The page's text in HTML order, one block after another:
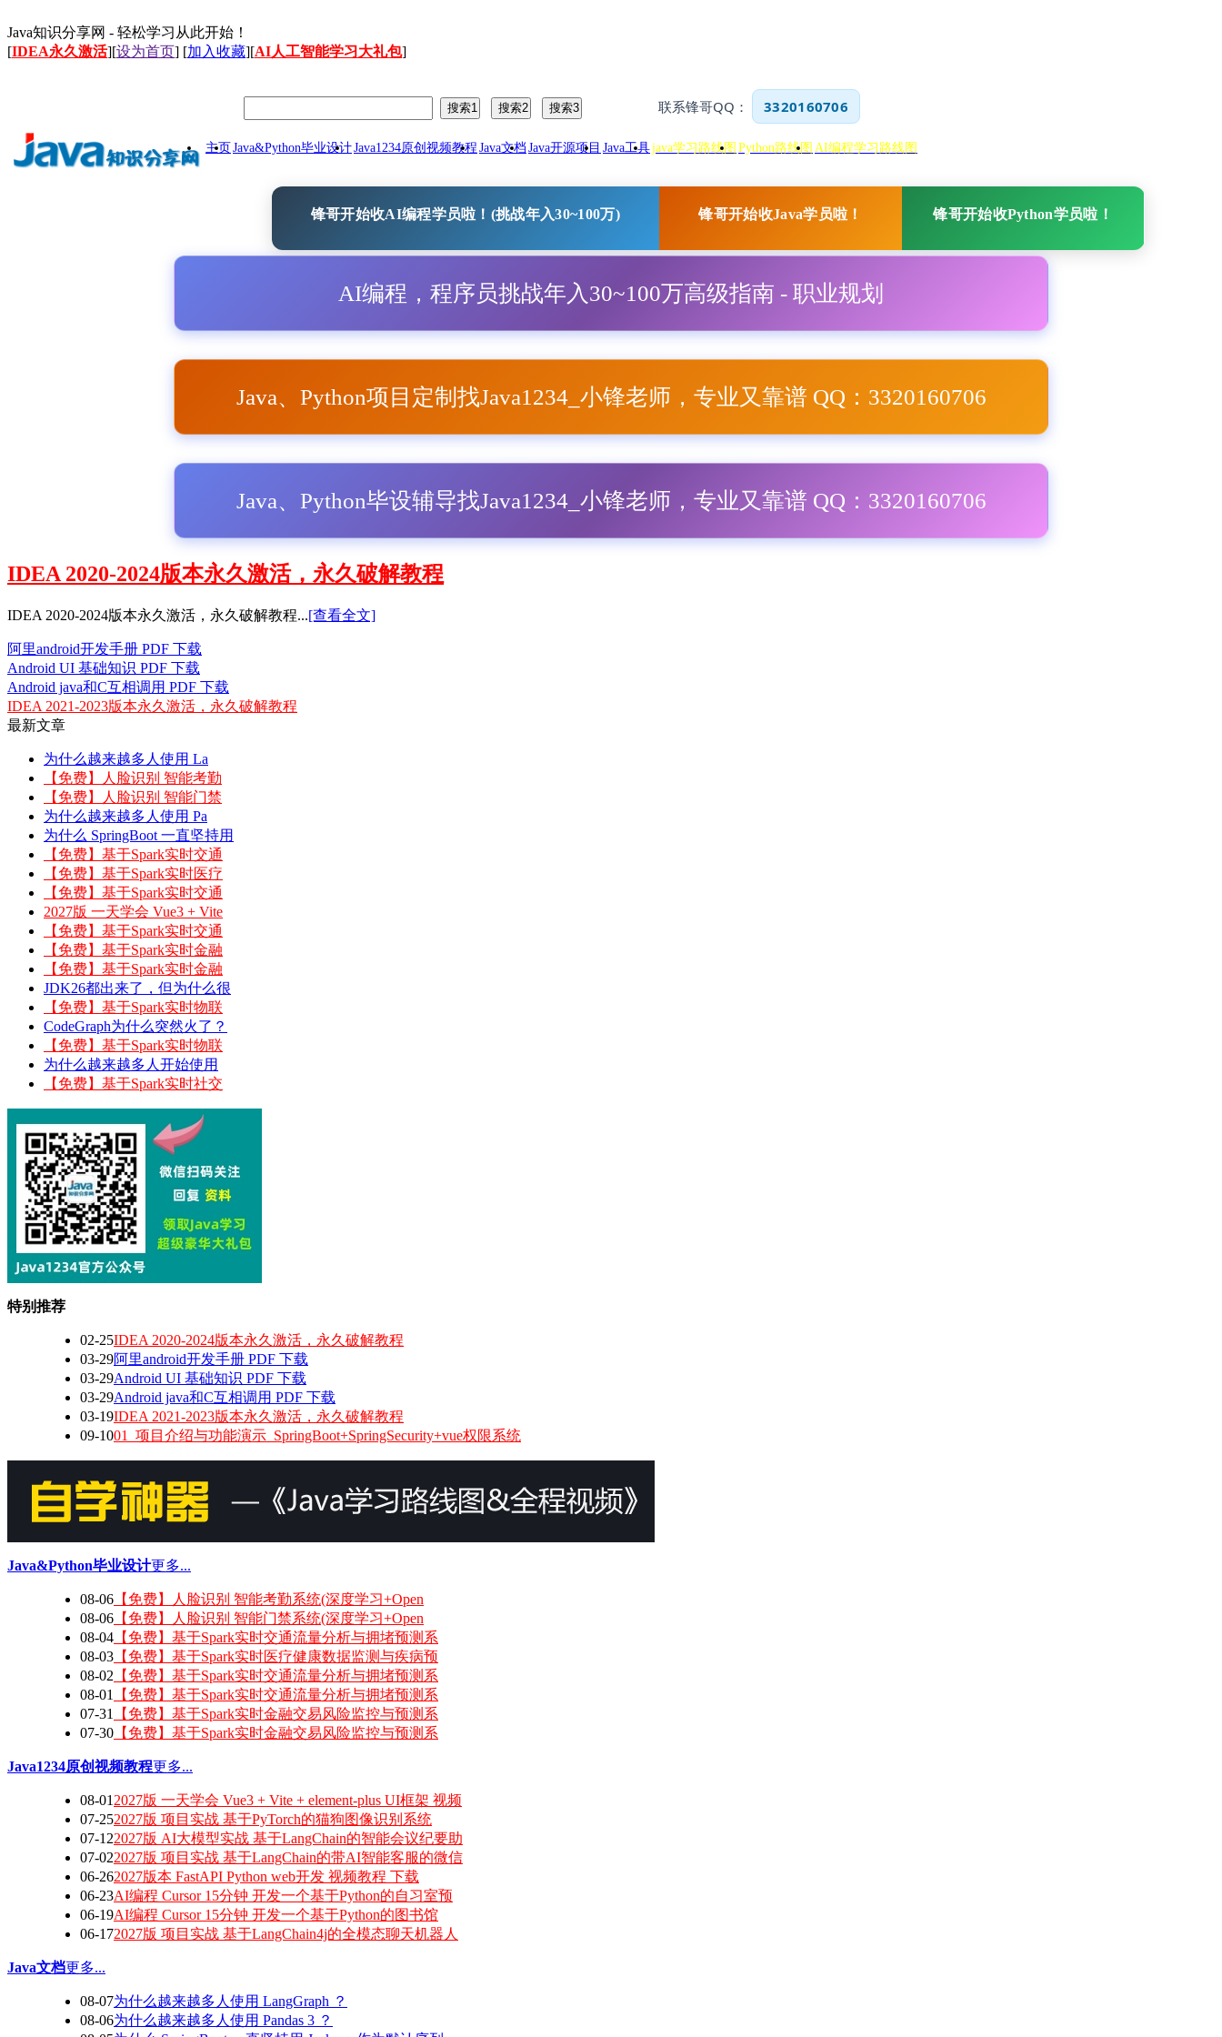
Java知识分享网 - 轻松学习从此开始！
[IDEA永久激活][设为首页] [加入收藏][AI人工智能学习大礼包]
联系锋哥QQ： 3320160706
主页 Java&Python毕业设计Java1234原创视频教程 Java文档 Java开源项目 Java工具java学习路线图 Python路线图 AI编程学习路线图
锋哥开始收AI编程学员啦！(挑战年入30~100万) 锋哥开始收Java学员啦！ 锋哥开始收Python学员啦！
AI编程，程序员挑战年入30~100万高级指南 - 职业规划
Java、Python项目定制找Java1234_小锋老师，专业又靠谱 QQ：3320160706
Java、Python毕设辅导找Java1234_小锋老师，专业又靠谱 QQ：3320160706
IDEA 2020-2024版本永久激活，永久破解教程
IDEA 2020-2024版本永久激活，永久破解教程...[查看全文]
阿里android开发手册 PDF 下载
Android UI 基础知识 PDF 下载
Android java和C互相调用 PDF 下载
IDEA 2021-2023版本永久激活，永久破解教程
最新文章
为什么越来越多人使用 La
【免费】人脸识别 智能考勤
【免费】人脸识别 智能门禁
为什么越来越多人使用 Pa
为什么 SpringBoot 一直坚持用
【免费】基于Spark实时交通
【免费】基于Spark实时医疗
【免费】基于Spark实时交通
2027版 一天学会 Vue3 + Vite
【免费】基于Spark实时交通
【免费】基于Spark实时金融
【免费】基于Spark实时金融
JDK26都出来了，但为什么很
【免费】基于Spark实时物联
CodeGraph为什么突然火了？
【免费】基于Spark实时物联
为什么越来越多人开始使用
【免费】基于Spark实时社交
特别推荐
02-25IDEA 2020-2024版本永久激活，永久破解教程
03-29阿里android开发手册 PDF 下载
03-29Android UI 基础知识 PDF 下载
03-29Android java和C互相调用 PDF 下载
03-19IDEA 2021-2023版本永久激活，永久破解教程
09-1001_项目介绍与功能演示_SpringBoot+SpringSecurity+vue权限系统
Java&Python毕业设计更多...
08-06 【免费】人脸识别 智能考勤系统(深度学习+Open
08-06 【免费】人脸识别 智能门禁系统(深度学习+Open
08-04 【免费】基于Spark实时交通流量分析与拥堵预测系
08-03 【免费】基于Spark实时医疗健康数据监测与疾病预
08-02 【免费】基于Spark实时交通流量分析与拥堵预测系
08-01
【免费】基于Spark实时交通流量分析与拥堵预测系
07-31
【免费】基于Spark实时金融交易风险监控与预测系
07-30 【免费】基于Spark实时金融交易风险监控与预测系
Java1234原创视频教程更多...
08-01 2027版 一天学会 Vue3 + Vite + element-plus UI框架 视频
07-252027版 项目实战 基于PyTorch的猫狗图像识别系统
07-122027版 AI大模型实战 基于LangChain的智能会议纪要助
07-022027版 项目实战 基于LangChain的带AI智能客服的微信
06-262027版本 FastAPI Python web开发 视频教程 下载
06-23AI编程 Cursor 15分钟 开发一个基于Python的自习室预
06-19AI编程 Cursor 15分钟 开发一个基于Python的图书馆
06-172027版 项目实战 基于LangChain4j的全模态聊天机器人
Java文档更多...
08-07为什么越来越多人使用 LangGraph ？
08-06为什么越来越多人使用 Pandas 3 ？